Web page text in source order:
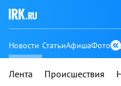
Новости СтатьиАфишаФото
Лента Происшествия